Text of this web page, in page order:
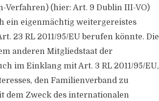
(hier: Art. 9 Dublin III-VO)
ein eigenmächtig weitergereistes
23 RL 2011/95/EU berufen könnte. Die
anderen Mitgliedstaat der
im Einklang mit Art. 3 RL 2011/95/EU,
den Familienverband zu
dem Zweck des internationalen